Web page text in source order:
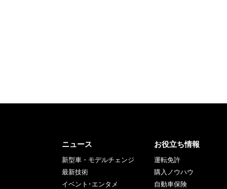
ニュース
新型車・モデルチェンジ
最新技術
イベント･エンタメ
お役立ち情報
運転免許
購入ノウハウ
自動車保険